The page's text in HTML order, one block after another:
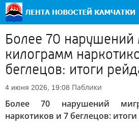
Более 70 нарушений
килограмм
беглецов: итоги
4 июня 2026, 19:08 Паблики
Более 70 нарушений
наркотиков и 7 беглецов: